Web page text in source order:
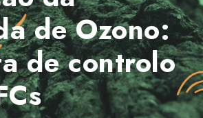
de Ozono:
de controlo